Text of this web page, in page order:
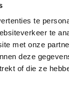
te
te
met onze
deze
of die ze